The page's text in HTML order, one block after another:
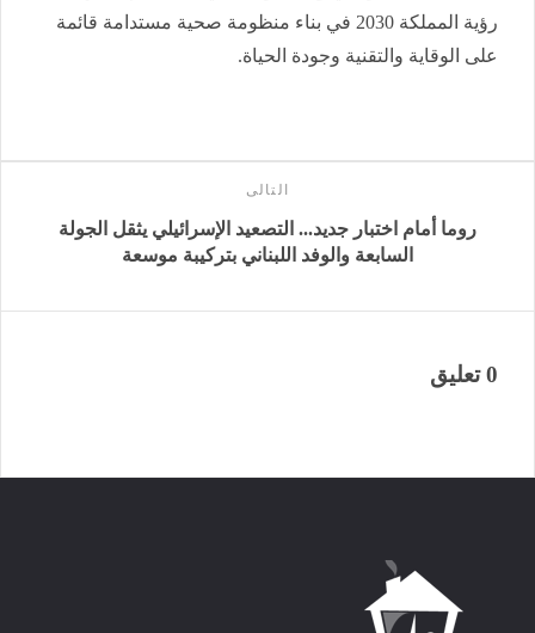
رؤية المملكة 2030 في بناء منظومة صحية مستدامة قائمة
على الوقاية والتقنية وجودة الحياة.
التالى
روما أمام اختبار جديد... التصعيد الإسرائيلي يثقل الجولة
السابعة والوفد اللبناني بتركيبة موسعة
0 تعليق